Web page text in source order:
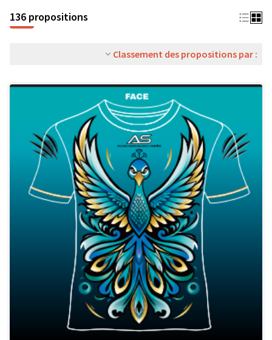
136 propositions
Classement des propositions par :